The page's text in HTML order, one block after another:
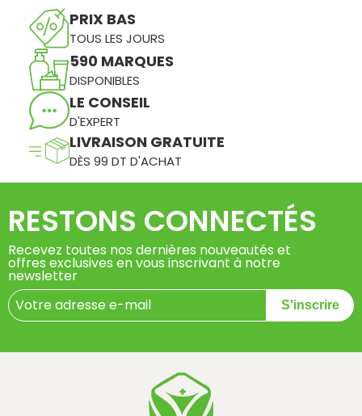
PRIX BAS
TOUS LES JOURS
590 MARQUES
DISPONIBLES
LE CONSEIL
D'EXPERT
LIVRAISON GRATUITE
DÈS 99 DT D'ACHAT
RESTONS CONNECTÉS
Recevez toutes nos dernières nouveautés et
offres exclusives en vous inscrivant à notre
newsletter
S'inscrire